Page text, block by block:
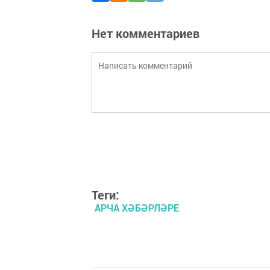
Нет комментариев
Теги:
АРЧА ХӘБӘРЛӘРЕ